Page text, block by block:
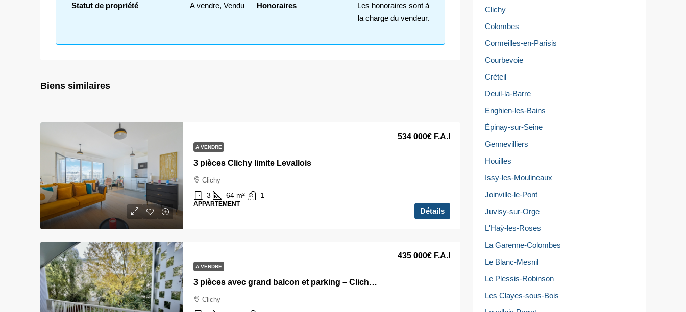
Statut de propriété A vendre, Vendu Honoraires
Les honoraires sont à
la charge du vendeur.
Biens similaires
A VENDRE
3 pièces Clichy limite Levallois
534 000€ F.A.I
Clichy
3 64 m² 1
APPARTEMENT
Détails
A VENDRE
3 pièces avec grand balcon et parking – Clichy limite Levallois
435 000€ F.A.I
Clichy
Clichy
Colombes
Cormeilles-en-Parisis
Courbevoie
Créteil
Deuil-la-Barre
Enghien-les-Bains
Épinay-sur-Seine
Gennevilliers
Houilles
Issy-les-Moulineaux
Joinville-le-Pont
Juvisy-sur-Orge
L'Haÿ-les-Roses
La Garenne-Colombes
Le Blanc-Mesnil
Le Plessis-Robinson
Les Clayes-sous-Bois